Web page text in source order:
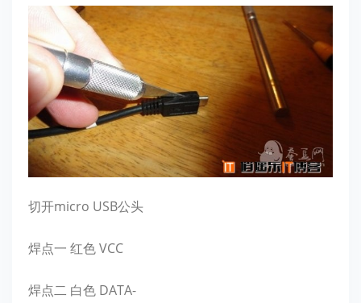
切开micro USB公头
焊点一 红色 VCC
焊点二 白色 DATA-